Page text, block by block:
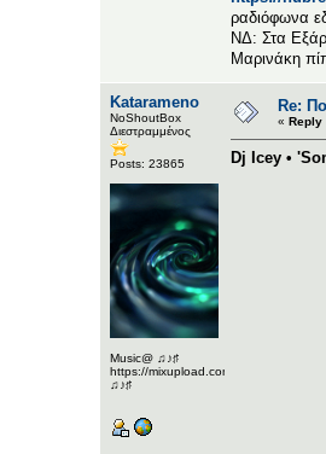
ραδιόφωνα
ΝΔ: Στα
Μαρινάκη
Katarameno
NoShoutBox
Διεστραμμένος
Posts: 23865
Music@ ♫♪♯
https://mixupload.com/u/Katarameno/
♫♪♯
Re:
« Reply
Dj Icey •